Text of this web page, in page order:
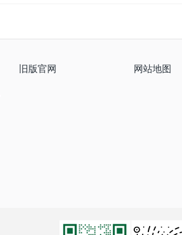
旧版官网 网站地图